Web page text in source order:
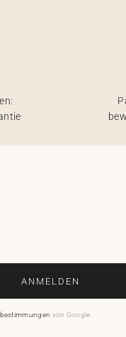
ANMELDEN
von Google.